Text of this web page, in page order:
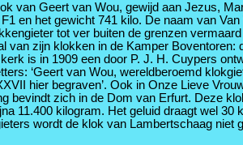
van Geert van Wou, gewijd aan Jezus,
en het gewicht 741 kilo. De naam van
tot ver buiten de grenzen
van zijn klokken in de Kamper Boventoren:
is in 1909 een door P. J. H. Cuypers
‘Geert van Wou, wereldberoemd
hier begraven’. Ook in Onze Lieve
bevindt zich in de Dom van Erfurt. Deze
11.400 kilogram. Het geluid draagt wel
wordt de klok van Lambertschaag